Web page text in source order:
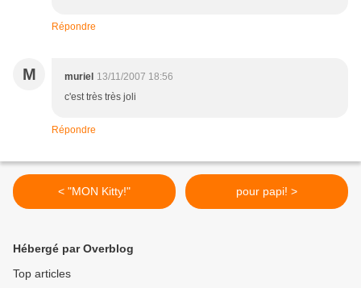
Répondre
M muriel 13/11/2007 18:56
c'est très très joli
Répondre
< "MON Kitty!" pour papi! >
Hébergé par Overblog
Top articles